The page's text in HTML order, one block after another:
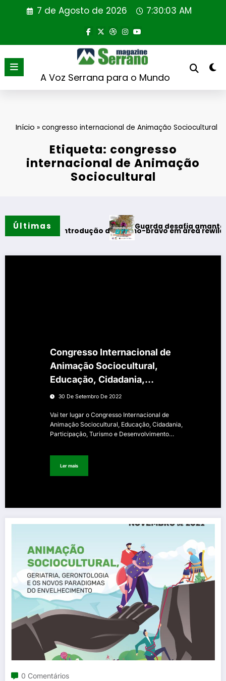
7 de Agosto de 2026 7:30:03 AM
A Voz Serrana para o Mundo
Início » congresso internacional de Animação Sociocultural
Etiqueta: congresso
internacional de Animação
Sociocultural
Últimas
reintrodução de coelho-bravo em área rewilding
Guarda desafia amantes do
Congresso Internacional de
Animação Sociocultural,
Educação, Cidadania,
Participação, Turismo e
em Celorico da Beira
30 De Setembro De 2022
Vai ter lugar o Congresso Internacional de
Animação Sociocultural, Educação, Cidadania,
Participação, Turismo e Desenvolvimento…
Ler mais
0 Comentários